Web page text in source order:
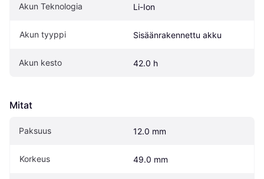
Akun Teknologia Li-Ion
Akun tyyppi Sisäänrakennettu akku
Akun kesto 42.0 h
Mitat
Paksuus 12.0 mm
Korkeus 49.0 mm